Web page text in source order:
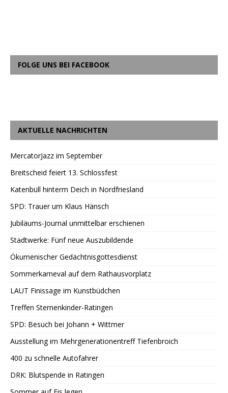
FOLGE UNS BEI FACEBOOK
AKTUELLE NACHRICHTEN
MercatorJazz im September
Breitscheid feiert 13. Schlossfest
Katenbüll hinterm Deich in Nordfriesland
SPD: Trauer um Klaus Hänsch
Jubiläums-Journal unmittelbar erschienen
Stadtwerke: Fünf neue Auszubildende
Ökumenischer Gedächtnisgottesdienst
Sommerkarneval auf dem Rathausvorplatz
LAUT Finissage im Kunstbüdchen
Treffen Sternenkinder-Ratingen
SPD: Besuch bei Johann + Wittmer
Ausstellung im Mehrgenerationentreff Tiefenbroich
400 zu schnelle Autofahrer
DRK: Blutspende in Ratingen